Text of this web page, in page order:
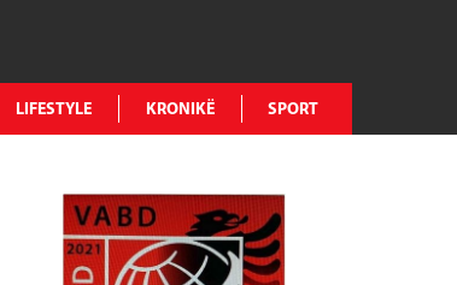
LIFESTYLE KRONIKË SPORT